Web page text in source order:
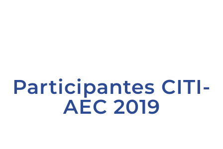
Participantes CITI-
AEC 2019